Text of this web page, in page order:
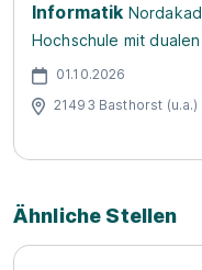
Informatik
Hochschule mit
01.10.2026
21493 Basthorst (u.a.)
Ähnliche Stellen